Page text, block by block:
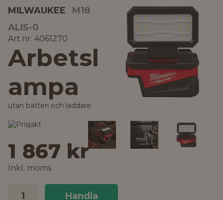
MILWAUKEE
M18
ALIS-0
Art.nr: 4061270
Arbetsl
ampa
utan batteri och laddare
1 867 kr
Inkl. moms
Handla